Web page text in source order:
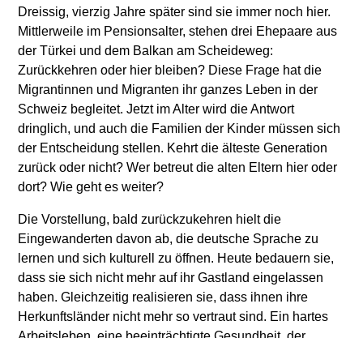
Dreissig, vierzig Jahre später sind sie immer noch hier.
Mittlerweile im Pensionsalter, stehen drei Ehepaare aus
der Türkei und dem Balkan am Scheideweg:
Zurückkehren oder hier bleiben? Diese Frage hat die
Migrantinnen und Migranten ihr ganzes Leben in der
Schweiz begleitet. Jetzt im Alter wird die Antwort
dringlich, und auch die Familien der Kinder müssen sich
der Entscheidung stellen. Kehrt die älteste Generation
zurück oder nicht? Wer betreut die alten Eltern hier oder
dort? Wie geht es weiter?
Die Vorstellung, bald zurückzukehren hielt die
Eingewanderten davon ab, die deutsche Sprache zu
lernen und sich kulturell zu öffnen. Heute bedauern sie,
dass sie sich nicht mehr auf ihr Gastland eingelassen
haben. Gleichzeitig realisieren sie, dass ihnen ihre
Herkunftsländer nicht mehr so vertraut sind. Ein hartes